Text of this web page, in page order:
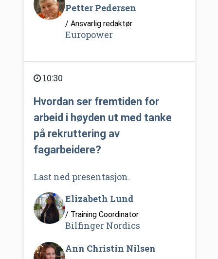
Petter Pedersen
/ Ansvarlig redaktør
Europower
10:30
Hvordan ser fremtiden for
arbeid i høyden ut med tanke
på rekruttering av
fagarbeidere?
Last ned presentasjon.
Elizabeth Lund
/ Training Coordinator
Bilfinger Nordics
Ann Christin Nilsen